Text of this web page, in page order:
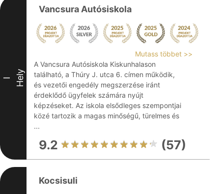
I Hely
Vancsura Autósiskola
Mutass többet >>
A Vancsura Autósiskola Kiskunhalason
található, a Thúry J. utca 6. címen működik,
és vezetői engedély megszerzése iránt
érdeklődő ügyfelek számára nyújt
képzéseket. Az iskola elsődleges szempontjai
közé tartozik a magas minőségű, türelmes és
...
9.2 (57)
Kocsisuli